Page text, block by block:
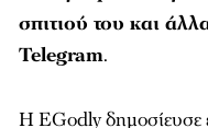
σπιτιού του και
Telegram.
Η EGodly δημοσίευσε